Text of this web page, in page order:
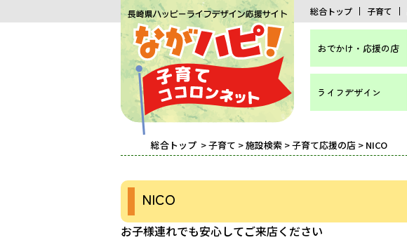
総合トップ 子育て
おでかけ・応援の店
ライフデザイン
総合トップ >子育て >施設検索 >子育て応援の店 > NICO
NICO
お子様連れでも安心してご来店ください